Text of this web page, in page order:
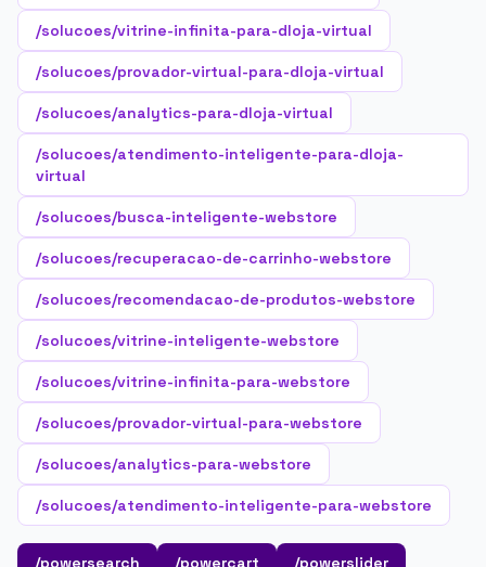
/solucoes/vitrine-infinita-para-dloja-virtual
/solucoes/provador-virtual-para-dloja-virtual
/solucoes/analytics-para-dloja-virtual
/solucoes/atendimento-inteligente-para-dloja-
virtual
/solucoes/busca-inteligente-webstore
/solucoes/recuperacao-de-carrinho-webstore
/solucoes/recomendacao-de-produtos-webstore
/solucoes/vitrine-inteligente-webstore
/solucoes/vitrine-infinita-para-webstore
/solucoes/provador-virtual-para-webstore
/solucoes/analytics-para-webstore
/solucoes/atendimento-inteligente-para-webstore
/powersearch /powercart /powerslider